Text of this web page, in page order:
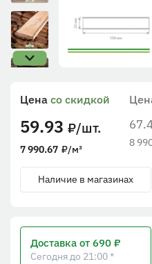
8
Цена со скидкой
59.93 ₽/шт.
7 990.67 ₽/м³
Наличие в магазинах
Доставка от 690 ₽
Сегодня до 21:00 *